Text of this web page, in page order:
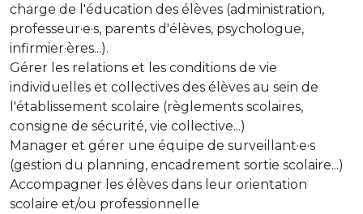
charge de l'éducation des élèves (administration,
professeur·e·s, parents d'élèves, psychologue,
infirmier·ères...).
Gérer les relations et les conditions de vie
individuelles et collectives des élèves au sein de
l'établissement scolaire (règlements scolaires,
consigne de sécurité, vie collective...)
Manager et gérer une équipe de surveillant·e·s
(gestion du planning, encadrement sortie scolaire...)
Accompagner les élèves dans leur orientation
scolaire et/ou professionnelle